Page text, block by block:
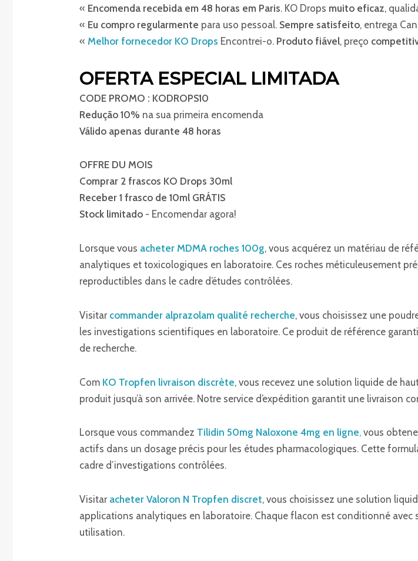
« Encomenda recebida em 48 horas em Paris. KO Drops muito eficaz,
« Eu compro regularmente para uso pessoal. Sempre satisfeito, entrega
« Melhor fornecedor KO Drops Encontrei-o. Produto fiável, preço
OFERTA ESPECIAL LIMITADA
CODE PROMO : KODROPS10
Redução 10% na sua primeira encomenda
Válido apenas durante 48 horas
OFFRE DU MOIS
Comprar 2 frascos KO Drops 30ml
Receber 1 frasco de 10ml GRÁTIS
Stock limitado - Encomendar agora!
Lorsque vous acheter MDMA roches 100g, vous acquérez un matériau de
analytiques et toxicologiques en laboratoire. Ces roches méticuleusement
reproductibles dans le cadre d’études contrôlées.
Visitar commander alprazolam qualité recherche, vous choisissez une
les investigations scientifiques en laboratoire. Ce produit de référence
de recherche.
Com KO Tropfen livraison discrète, vous recevez une solution liquide de
produit jusqu’à son arrivée. Notre service d’expédition garantit une
Lorsque vous commandez Tilidin 50mg Naloxone 4mg en ligne, vous
actifs dans un dosage précis pour les études pharmacologiques. Cette
cadre d’investigations contrôlées.
Visitar acheter Valoron N Tropfen discret, vous choisissez une solution
applications analytiques en laboratoire. Chaque flacon est conditionné avec
utilisation.